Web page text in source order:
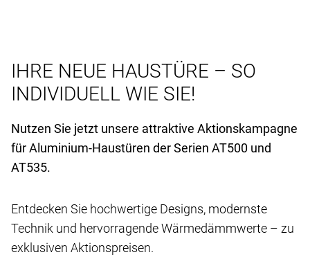
IHRE NEUE HAUSTÜRE – SO
INDIVIDUELL WIE SIE!
Nutzen Sie jetzt unsere attraktive Aktionskampagne
für Aluminium-Haustüren der Serien AT500 und
AT535.
Entdecken Sie hochwertige Designs, modernste
Technik und hervorragende Wärmedämmwerte – zu
exklusiven Aktionspreisen.